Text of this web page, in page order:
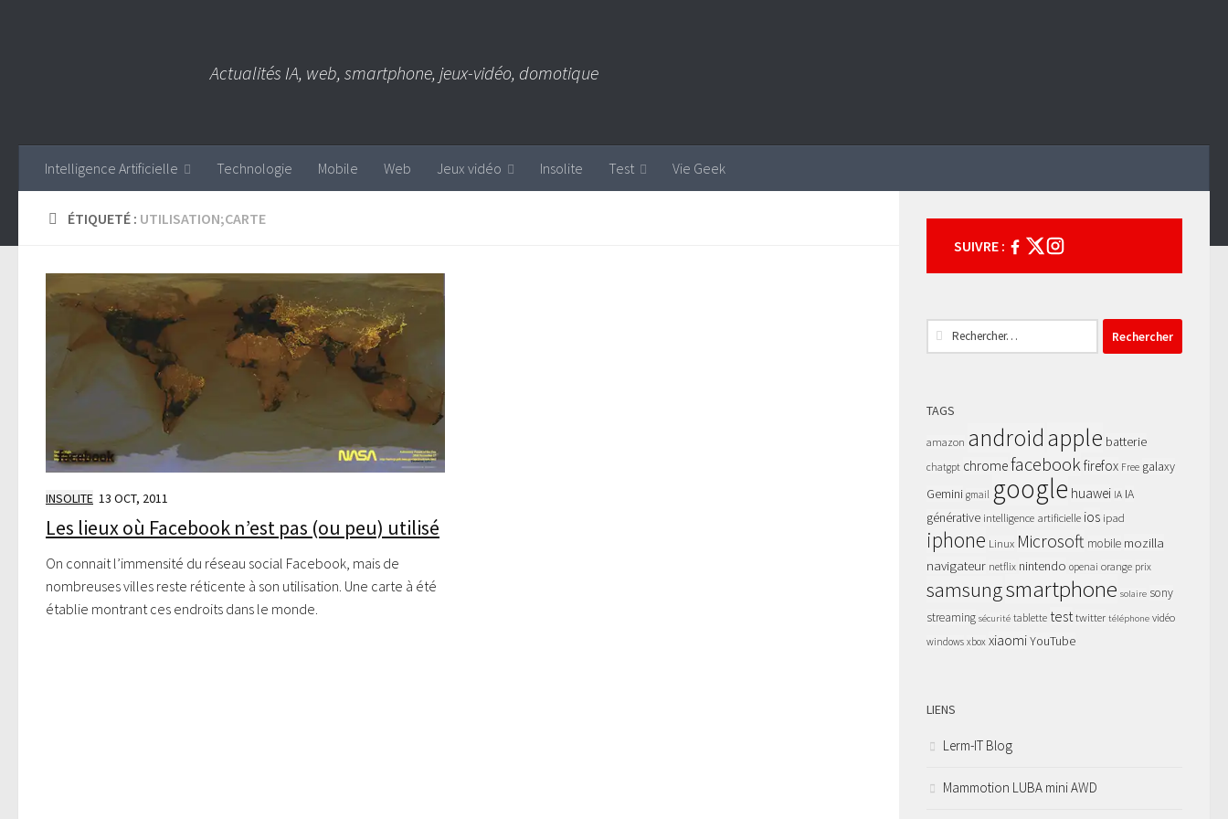
Actualités IA, web, smartphone, jeux-vidéo, domotique
Intelligence Artificielle Technologie Mobile Web Jeux vidéo Insolite Test Vie Geek
ÉTIQUETÉ : UTILISATION;CARTE
INSOLITE 13 OCT, 2011
Les lieux où Facebook n’est pas (ou peu) utilisé
On connait l’immensité du réseau social Facebook, mais de
nombreuses villes reste réticente à son utilisation. Une carte à été
établie montrant ces endroits dans le monde.
SUIVRE :
Rechercher :
TAGS
amazon androidapple batterie
chatgpt chromefacebookfirefox Free galaxy
Gemini gmail google huawei IA IA
générative intelligence artificielle ios ipad
iphone Linux Microsoft mobile mozilla
navigateur netflix nintendo openai orange prix
samsungsmartphone solaire sony
streaming sécurité tablette testtwitter téléphone vidéo
windows xbox xiaomiYouTube
LIENS
Lerm-IT Blog
Mammotion LUBA mini AWD